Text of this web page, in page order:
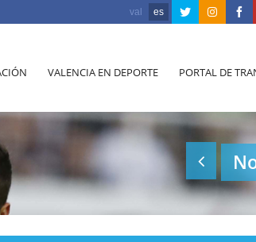
val es
VALENCIA EN DEPORTE PORTAL DE